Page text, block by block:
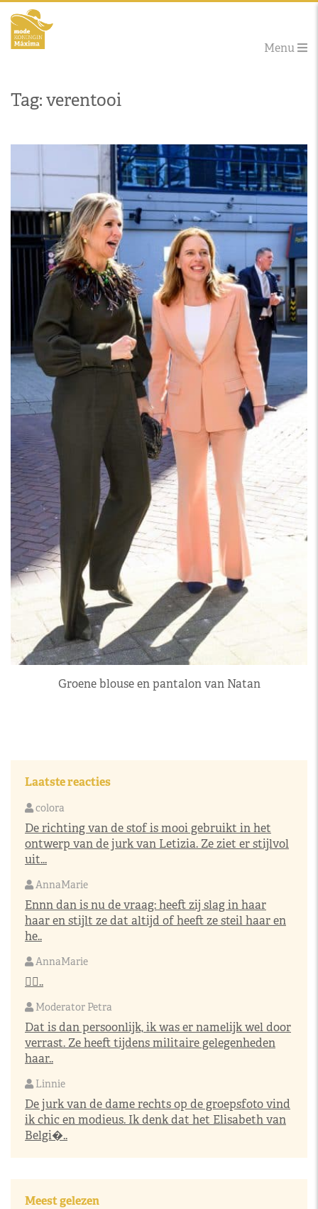
Menu
Tag: verentooi
Groene blouse en pantalon van Natan
Laatste reacties
colora
De richting van de stof is mooi gebruikt in het
ontwerp van de jurk van Letizia. Ze ziet er stijlvol
uit...
AnnaMarie
Ennn dan is nu de vraag: heeft zij slag in haar
haar en stijlt ze dat altijd of heeft ze steil haar en
he..
AnnaMarie
👌🏼..
Moderator Petra
Dat is dan persoonlijk, ik was er namelijk wel door
verrast. Ze heeft tijdens militaire gelegenheden
haar..
Linnie
De jurk van de dame rechts op de groepsfoto vind
ik chic en modieus. Ik denk dat het Elisabeth van
Belgi�..
Meest gelezen